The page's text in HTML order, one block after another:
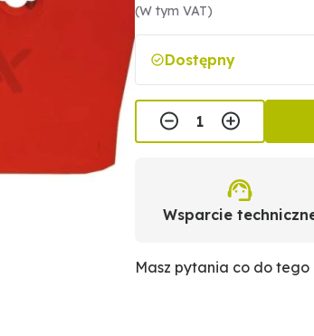
(W tym VAT)
Dostępny
Wsparcie
Masz pytania co do